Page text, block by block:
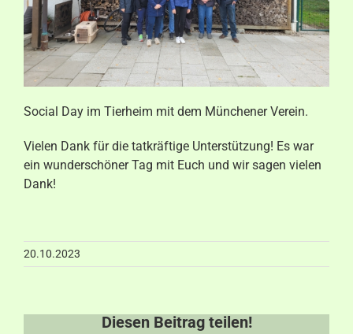
Aktuelles
Kontakt
Social Day im Tierheim mit dem Münchener Verein.
Vielen Dank für die tatkräftige Unterstützung! Es war
ein wunderschöner Tag mit Euch und wir sagen vielen
Dank!
20.10.2023
Diesen Beitrag teilen!